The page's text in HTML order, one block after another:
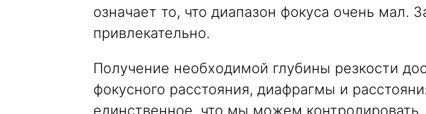
означает то, что диапазон фокуса очень мал.
привлекательно.
Получение необходимой глубины резкости
фокусного расстояния, диафрагмы и
единственное, что мы можем